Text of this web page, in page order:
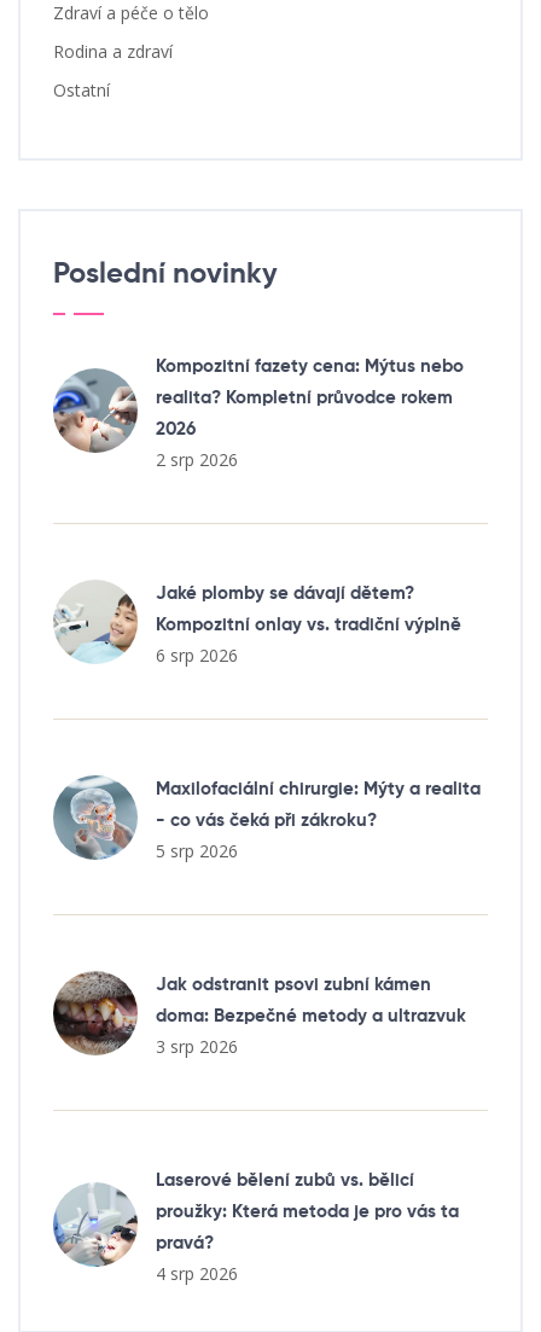
Zdraví a péče o tělo
Rodina a zdraví
Ostatní
Poslední novinky
Kompozitní fazety cena: Mýtus nebo
realita? Kompletní průvodce rokem
2026
2 srp 2026
Jaké plomby se dávají dětem?
Kompozitní onlay vs. tradiční výplně
6 srp 2026
Maxilofaciální chirurgie: Mýty a realita
- co vás čeká při zákroku?
5 srp 2026
Jak odstranit psovi zubní kámen
doma: Bezpečné metody a ultrazvuk
3 srp 2026
Laserové bělení zubů vs. bělicí
proužky: Která metoda je pro vás ta
pravá?
4 srp 2026